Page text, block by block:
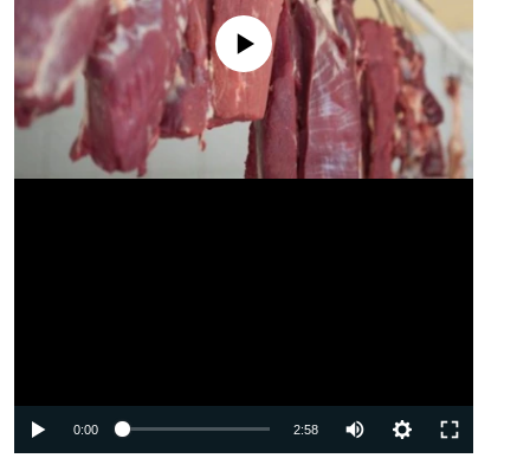
No media source currently available
0:00 2:58